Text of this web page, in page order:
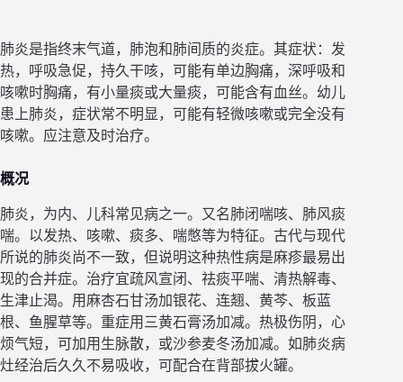
肺炎是指终末气道，肺泡和肺间质的炎症。其症状：发
热，呼吸急促，持久干咳，可能有单边胸痛，深呼吸和
咳嗽时胸痛，有小量痰或大量痰，可能含有血丝。幼儿
患上肺炎，症状常不明显，可能有轻微咳嗽或完全没有
咳嗽。应注意及时治疗。
概况
肺炎，为内、儿科常见病之一。又名肺闭喘咳、肺风痰
喘。以发热、咳嗽、痰多、喘憋等为特征。古代与现代
所说的肺炎尚不一致，但说明这种热性病是麻疹最易出
现的合并症。治疗宜疏风宣闭、祛痰平喘、清热解毒、
生津止渴。用麻杏石甘汤加银花、连翘、黄芩、板蓝
根、鱼腥草等。重症用三黄石膏汤加减。热极伤阴，心
烦气短，可加用生脉散，或沙参麦冬汤加减。如肺炎病
灶经治后久久不易吸收，可配合在背部拔火罐。